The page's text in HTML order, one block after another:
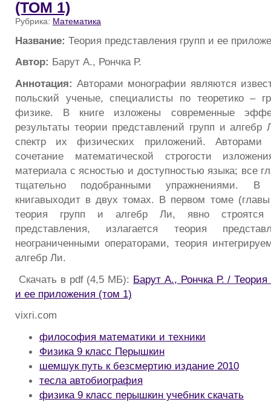
(ТОМ 1)
Рубрика: Математика
Название: Теория представления групп и ее
Автор: Барут А., Рончка Р.
Аннотация: Авторами монографии являются
польский ученые, специалисты по теоретико –
физике. В книге изложены современные
результаты теории представлений групп и
спектр их физических приложений. Авторами
сочетание математической строгости
материала с ясностью и доступностью языка; все
тщательно подобранными упражнениями. В
книгавыходит в двух томах. В первом томе
теория групп и алгебр Ли, явно строятся
представления, излагается теория
неограниченными операторами, теория
алгебр Ли.
Скачать в pdf (4,5 МБ): Барут А., Рончка Р. / Теория
и ее приложения (том 1)
vixri.com
философия математики и техники
Физика 9 класс Перышкин
шемшук путь к безсмертию издание 2010
тесла автобиография
физика 9 класс перышкин учебник скачать